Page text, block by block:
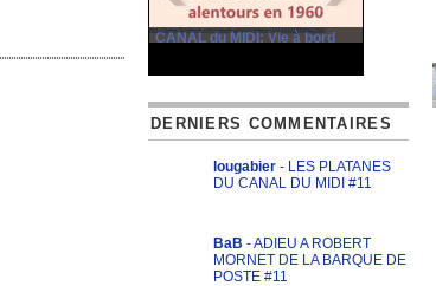
CANAL du MIDI: Vie à bord
DERNIERS COMMENTAIRES
lougabier - LES PLATANES
DU CANAL DU MIDI #11
BaB - ADIEU A ROBERT
MORNET DE LA BARQUE DE
POSTE #11